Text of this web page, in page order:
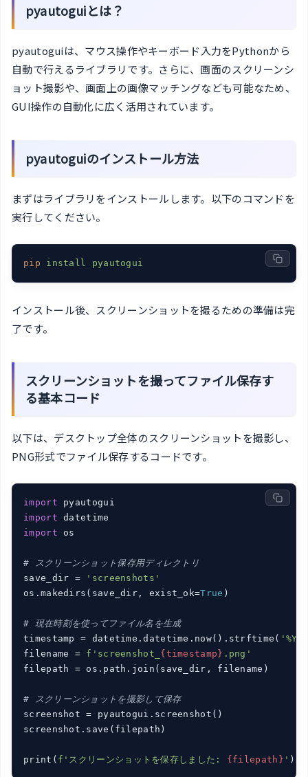
pyautoguiとは？
pyautoguiは、マウス操作やキーボード入力をPythonから
自動で行えるライブラリです。さらに、画面のスクリーンシ
ョット撮影や、画面上の画像マッチングなども可能なため、
GUI操作の自動化に広く活用されています。
pyautoguiのインストール方法
まずはライブラリをインストールします。以下のコマンドを
実行してください。
pip install pyautogui
インストール後、スクリーンショットを撮るための準備は完
了です。
スクリーンショットを撮ってファイル保存す
る基本コード
以下は、デスクトップ全体のスクリーンショットを撮影し、
PNG形式でファイル保存するコードです。
import
import
import os
# スクリーンショット保存用ディレクトリ
save_dir =
'screenshots'
os.makedirs(save_dir, exist_ok=True )
# 現在時刻を使ってファイル名を生成
timestamp = datetime.datetime.now().strftime(
filename = f'screenshot_ {timestamp} .png'
filepath = os.path.join(save_dir, filename)
# スクリーンショットを撮影して保存
screenshot = pyautogui.screenshot()
screenshot.save(filepath)
print( f'スクリーンショットを保存しました: {filepath} ' )